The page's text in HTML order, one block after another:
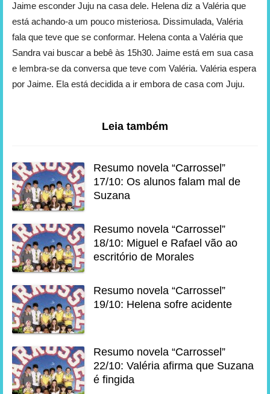
Jaime esconder Juju na casa dele. Helena diz a Valéria que
está achando-a um pouco misteriosa. Dissimulada, Valéria
fala que teve que se conformar. Helena conta a Valéria que
Sandra vai buscar a bebê às 15h30. Jaime está em sua casa
e lembra-se da conversa que teve com Valéria. Valéria espera
por Jaime. Ela está decidida a ir embora de casa com Juju.
Leia também
Resumo novela “Carrossel”
17/10: Os alunos falam mal de
Suzana
Resumo novela “Carrossel”
18/10: Miguel e Rafael vão ao
escritório de Morales
Resumo novela “Carrossel”
19/10: Helena sofre acidente
Resumo novela “Carrossel”
22/10: Valéria afirma que Suzana
é fingida